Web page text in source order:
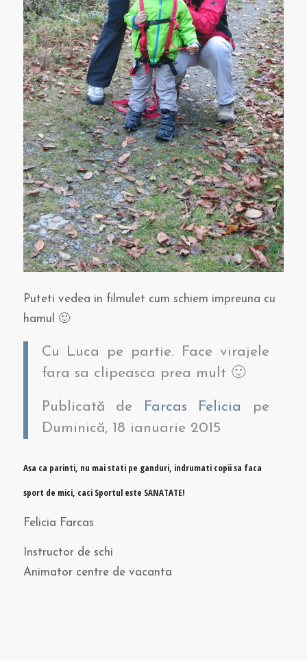
Puteti vedea in filmulet cum schiem impreuna cu
hamul 🙂
Cu Luca pe partie. Face virajele
fara sa clipeasca prea mult 🙂
Publicată de Farcas Felicia
pe
Duminică, 18 ianuarie 2015
Asa ca parinti, nu mai stati pe ganduri, indrumati copii sa faca
sport de mici, caci Sportul este SANATATE!
Felicia Farcas
Instructor de schi
Animator centre de vacanta